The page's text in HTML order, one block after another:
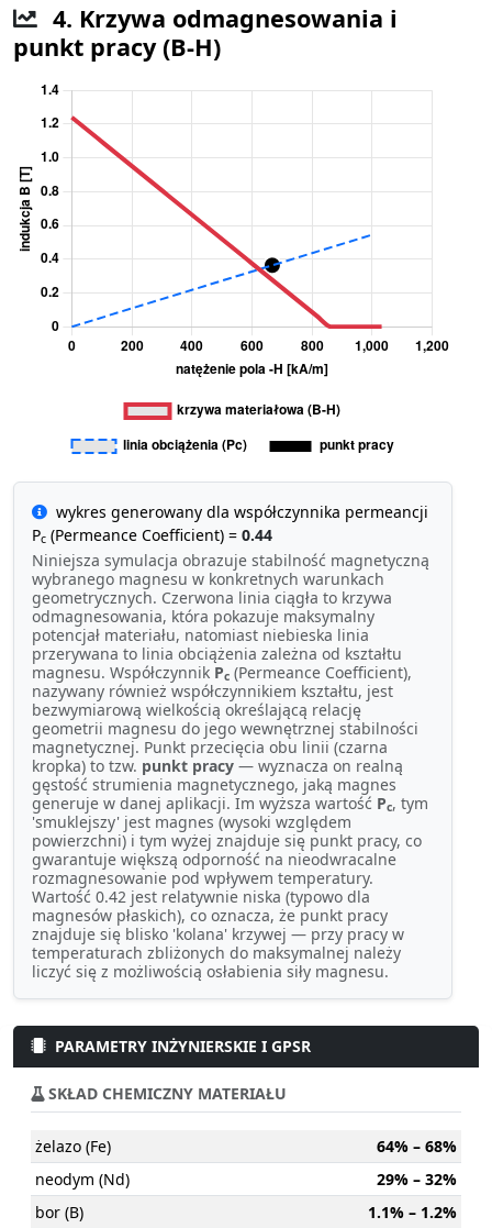
4. Krzywa odmagnesowania i
punkt pracy (B-H)
wykres generowany dla współczynnika permeancji
Pc (Permeance Coefficient) = 0.44
Niniejsza symulacja obrazuje stabilność magnetyczną
wybranego magnesu w konkretnych warunkach
geometrycznych. Czerwona linia ciągła to krzywa
odmagnesowania, która pokazuje maksymalny
potencjał materiału, natomiast niebieska linia
przerywana to linia obciążenia zależna od kształtu
magnesu. Współczynnik Pc (Permeance Coefficient),
nazywany również współczynnikiem kształtu, jest
bezwymiarową wielkością określającą relację
geometrii magnesu do jego wewnętrznej stabilności
magnetycznej. Punkt przecięcia obu linii (czarna
kropka) to tzw. punkt pracy — wyznacza on realną
gęstość strumienia magnetycznego, jaką magnes
generuje w danej aplikacji. Im wyższa wartość Pc, tym
'smuklejszy' jest magnes (wysoki względem
powierzchni) i tym wyżej znajduje się punkt pracy, co
gwarantuje większą odporność na nieodwracalne
rozmagnesowanie pod wpływem temperatury.
Wartość 0.42 jest relatywnie niska (typowo dla
magnesów płaskich), co oznacza, że punkt pracy
znajduje się blisko 'kolana' krzywej — przy pracy w
temperaturach zbliżonych do maksymalnej należy
liczyć się z możliwością osłabienia siły magnesu.
PARAMETRY INŻYNIERSKIE I GPSR
SKŁAD CHEMICZNY MATERIAŁU
żelazo (Fe)
64% – 68%
neodym (Nd)
29% – 32%
bor (B)
1.1% – 1.2%